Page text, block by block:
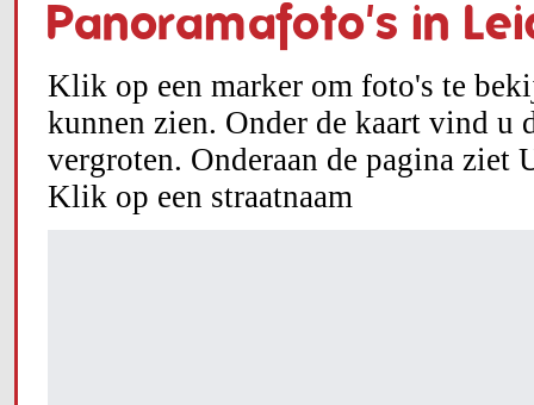
Panoramafoto's in
Klik op een marker om foto's te
kunnen zien. Onder de kaart vind
vergroten. Onderaan de pagina ziet
Klik op een straatnaam